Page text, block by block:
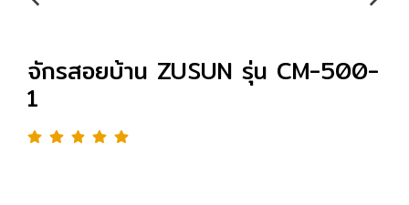
จักรสอยบ้าน ZUSUN รุ่น CM-500-
1